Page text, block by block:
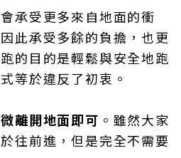
承受更多來自地面的衝
此承受多餘的負擔，也更
的目的是輕鬆與安全地跑
等於違反了初衷。
離開地面即可 。雖然大家
往前進，但是完全不需要